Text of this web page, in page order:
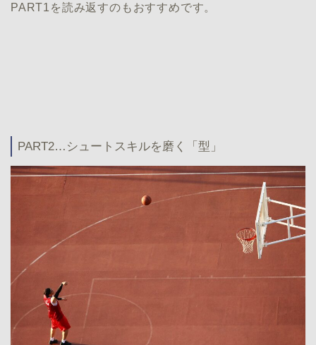
PART1を読み返すのもおすすめです。
PART2…シュートスキルを磨く「型」